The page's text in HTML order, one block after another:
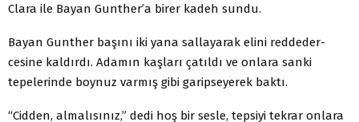
Clara ile Bayan Gunther’a birer kadeh sundu.
Bayan Gunther başını iki yana sallayarak elini reddeder-
cesine kaldırdı. Adamın kaşları çatıldı ve onlara sanki
tepelerinde boynuz varmış gibi garipseyerek baktı.
“Cidden, almalısınız,” dedi hoş bir sesle, tepsiyi tekrar onlara